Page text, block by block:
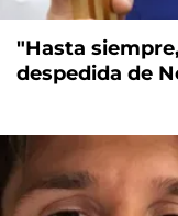
"Hasta
despedida de